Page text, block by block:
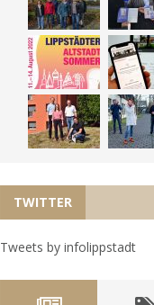
TWITTER
Tweets by infolippstadt